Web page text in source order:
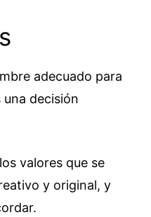
adecuado para
una decisión
valores que se
y original, y